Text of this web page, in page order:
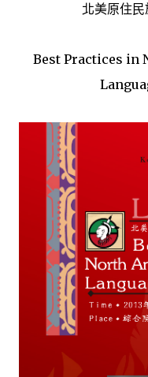
北美原住
Best Practices in